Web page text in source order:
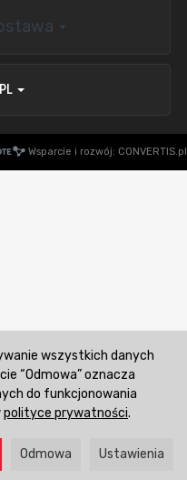
Wsparcie i rozwój: CONVERTIS.pl
wszystkich danych
“Odmowa” oznacza
do funkcjonowania
polityce prywatności.
Ustawienia
Odmowa